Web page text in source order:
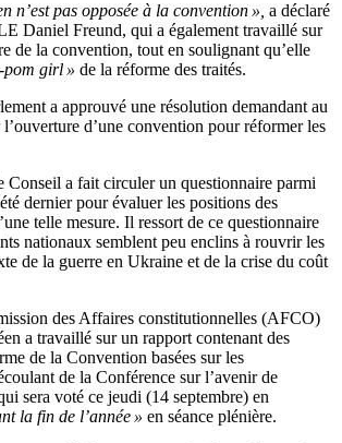
n’est pas opposée à la convention », a déclaré
Daniel Freund, qui a également travaillé sur
de la convention, tout en soulignant qu’elle
pom girl » de la réforme des traités.
a approuvé une résolution demandant au
d’une convention pour réformer les
Conseil a fait circuler un questionnaire parmi
dernier pour évaluer les positions des
telle mesure. Il ressort de ce questionnaire
nationaux semblent peu enclins à rouvrir les
de la guerre en Ukraine et de la crise du coût
des Affaires constitutionnelles (AFCO)
a travaillé sur un rapport contenant des
de la Convention basées sur les
de la Conférence sur l’avenir de
sera voté ce jeudi (14 septembre) en
la fin de l’année » en séance plénière.